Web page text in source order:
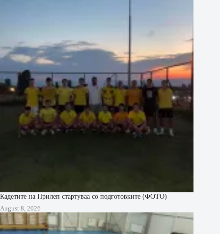
Кадетите на Прилеп стартуваа со подготовките (ФОТО)
August 8, 2026